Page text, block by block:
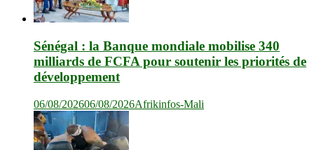
Sénégal : la Banque mondiale mobilise 340
milliards de FCFA pour soutenir les priorités de
développement
06/08/202606/08/2026Afrikinfos-Mali